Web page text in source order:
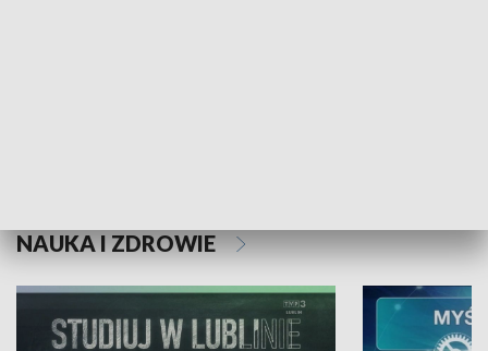
NAUKA I ZDROWIE